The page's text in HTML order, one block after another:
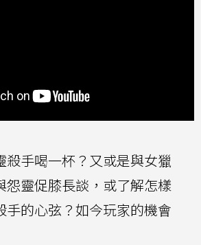
殺手喝一杯？又或是與女獵
怨靈促膝長談，或了解怎樣
手的心弦？如今玩家的機會